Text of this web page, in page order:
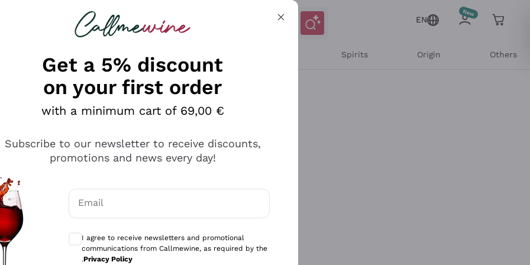
looking for
EN
Spirits Origin Others
Get a 5% discount
on your first order
with a minimum cart of 69,00 €
Subscribe to our newsletter to receive discounts,
promotions and news every day!
Email
I agree to receive newsletters and promotional
communications from Callmewine, as required by the
.Privacy Policy